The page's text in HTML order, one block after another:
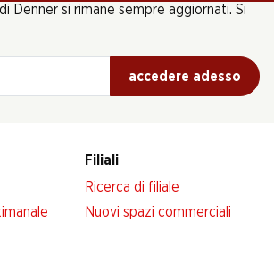
Denner si rimane sempre aggiornati. Si
accedere adesso
Filiali
Ricerca di filiale
Nuovi spazi commerciali